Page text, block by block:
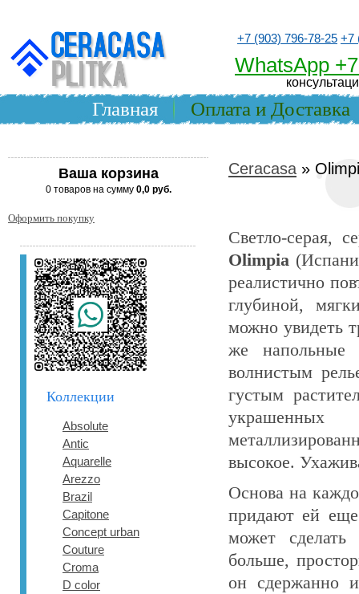
+7 (903) 796-78-25 +7
WhatsApp
Главная Оплата и Доставка
Ваша корзина
0 товаров на сумму 0,0 руб.
Оформить покупку
Коллекции
Absolute
Antic
Aquarelle
Arezzo
Brazil
Capitone
Concept urban
Couture
Croma
D color
Ceracasa »
Светло-серая,
Olimpia
реалистично
глубиной,
можно увидеть
же напольные
волнистым
густым
украшенных
высокое.
Основа на
придают ей еще
может
больше,
он сдержанно